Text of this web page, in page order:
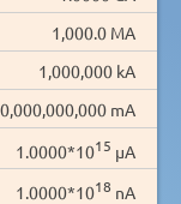
1,000.0 MA
1,000,000 kA
mA
1.0000*1015 µA
1.0000*1018 nA